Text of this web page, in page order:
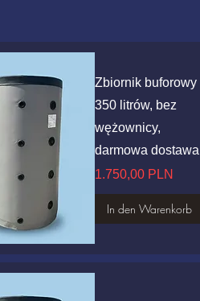
Zbiornik buforowy
350 litrów, bez
wężownicy,
darmowa dostawa
Preis
1.750,00 PLN
In den Warenkorb